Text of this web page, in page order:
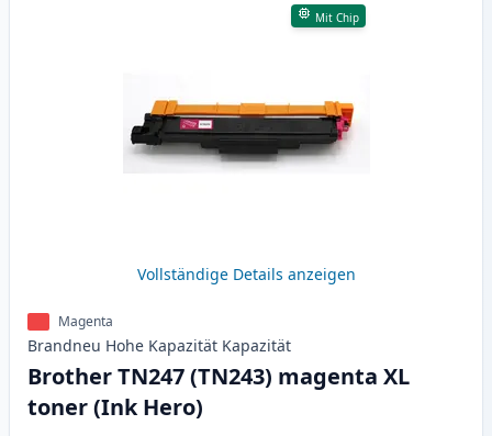
Mit Chip
Vollständige Details anzeigen
Magenta
Brandneu Hohe Kapazität Kapazität
Brother TN247 (TN243) magenta XL
toner (Ink Hero)